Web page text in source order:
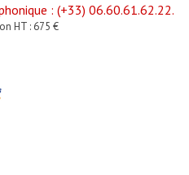
: (+33) 06.60.61.62.22.
HT : 675 €